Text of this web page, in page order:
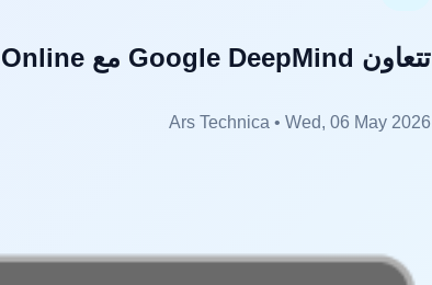
تتعاون Google DeepMind مع EVE Online لاختبار نماذج الذكاء الاصطناعي
Ars Technica • Wed, 06 May 2026